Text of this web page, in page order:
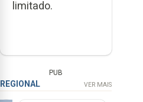
limitado.
PUB
REGIONAL VER MAIS